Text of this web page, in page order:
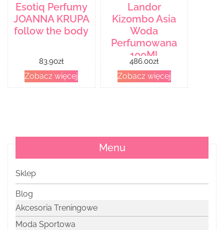
Esotiq Perfumy
JOANNA KRUPA
follow the body
83.90zł
Zobacz więcej
Landor
Kizombo Asia
Woda
Perfumowana
100Ml
486.00zł
Zobacz więcej
Menu
Sklep
Blog
Akcesoria Treningowe
Moda Sportowa